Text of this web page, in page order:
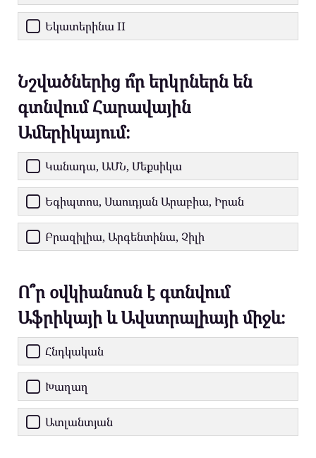
Եկատերինա II
Նշվածներից ո՞ր երկրներն են
գտնվում Հարավային
Ամերիկայում։
Կանադա, ԱՄՆ, Մեքսիկա
Եգիպտոս, Սաուդյան Արաբիա, Իրան
Բրազիլիա, Արգենտինա, Չիլի
Ո՞ր օվկիանոսն է գտնվում
Աֆրիկայի և Ավստրալիայի միջև։
Հնդկական
Խաղաղ
Ատլանտյան